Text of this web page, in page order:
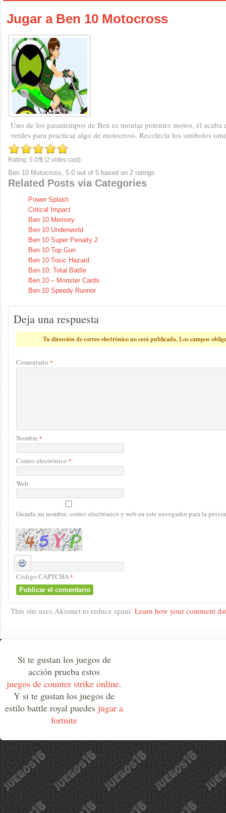
Jugar a Ben 10 Motocross
Uno de los pasatiempos de Ben es montar potentes motos, él
verdes para practicar algo de motocross. Recolecta los símbolos
Rating: 5.0/5 (2 votes cast)
Ben 10 Motocross, 5.0 out of 5 based on 2 ratings
Related Posts via Categories
Power Splash
Critical Impact
Ben 10 Memory
Ben 10 Underworld
Ben 10 Super Penalty 2
Ben 10 Top Gun
Ben 10 Toxic Hazard
Ben 10: Total Battle
Ben 10 – Monster Cards
Ben 10 Speedy Runner
Deja una respuesta
Tu dirección de correo electrónico no será publicada.Los campos
Comentario *
Nombre *
Correo electrónico *
Web
Guarda mi nombre, correo electrónico y web en este navegador para la
Código CAPTCHA*
This site uses Akismet to reduce spam. Learn how your comment
Si te gustan los juegos de
acción prueba estos
juegos de counter strike online.
Y si te gustan los juegos de
estilo battle royal puedes jugar a
fortnite